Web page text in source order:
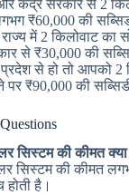
केंद्र सरकार से 2
₹60,000 की
में 2 किलोवाट का
से ₹30,000 की
से हो तो आपको 2
₹90,000 की
सिस्टम की कीमत क्या
सिस्टम की कीमत
है।